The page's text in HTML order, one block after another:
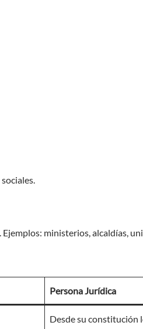
ministerios, alcaldías,
Persona Jurídica
Desde su constitución